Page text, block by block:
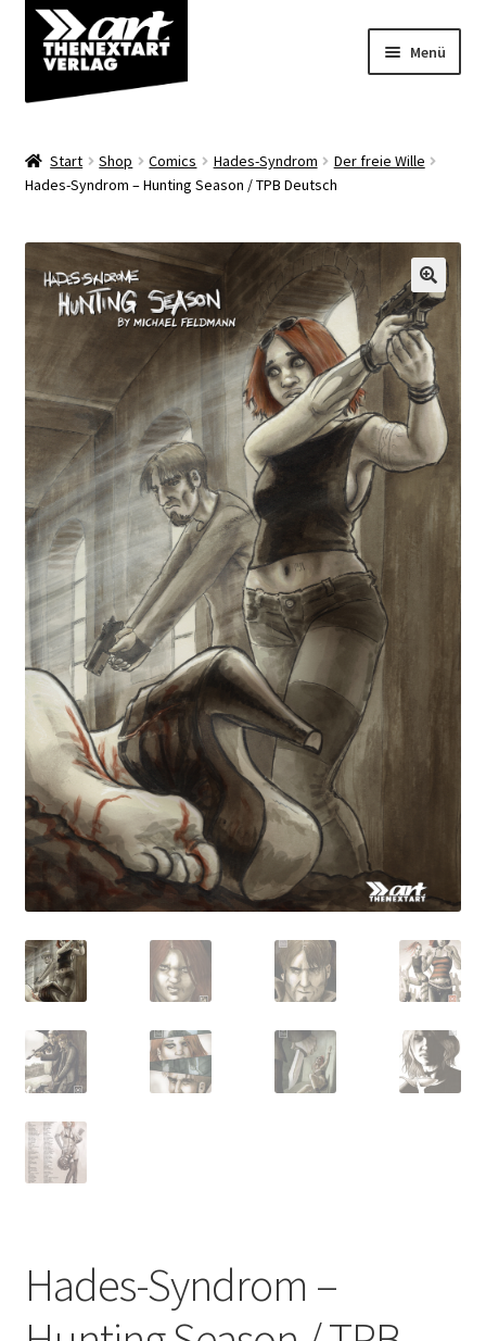
Zur
Navigation
springen
Zum
Inhalt
springen
Menü
Shop
Über uns
Start Shop Comics Hades-Syndrom
Der freie Wille
Hades-Syndrom – Hunting Season / TPB Deutsch
Hades-Syndrom –